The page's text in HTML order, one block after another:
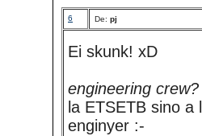
6 De: pj
Ei skunk! xD
engineering crew?
la ETSETB sino
enginyer :-